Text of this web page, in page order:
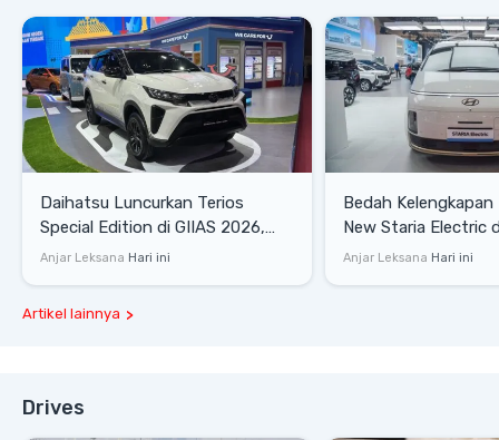
Daihatsu Luncurkan Terios
Special Edition di GIIAS 2026,
Stok Terbatas
Anjar Leksana Hari ini
Bedah Kelengkapan
New Staria Electric
yang Dikenalkan di
Anjar Leksana Hari ini
Artikel lainnya
Drives